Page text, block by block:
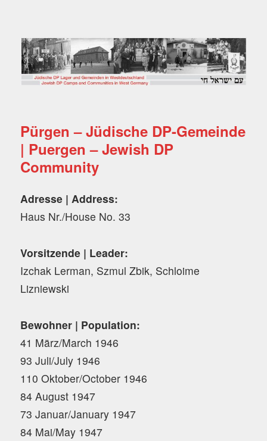
Jüdische DP Lager und
Gemeinden in
Westdeutschland
Pürgen – Jüdische DP-Gemeinde
| Puergen – Jewish DP
Community
Adresse | Address:
Haus Nr./House No. 33
Vorsitzende | Leader:
Izchak Lerman, Szmul Zbik, Schloime
Lizniewski
Bewohner | Population:
41 März/March 1946
93 Juli/July 1946
110 Oktober/October 1946
84 August 1947
73 Januar/January 1947
84 Mai/May 1947